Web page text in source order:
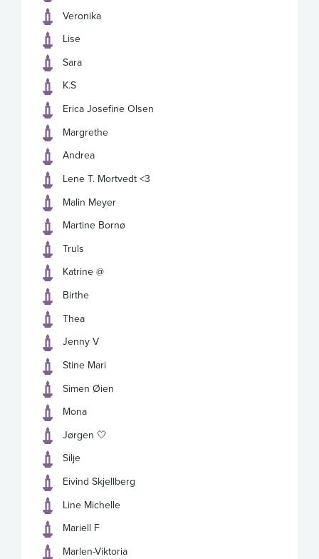
Veronika
Lise
Sara
K.S
Erica Josefine Olsen
Margrethe
Andrea
Lene T. Mortvedt <3
Malin Meyer
Martine Bornø
Truls
Katrine @
Birthe
Thea
Jenny V
Stine Mari
Simen Øien
Mona
Jørgen 🤍
Silje
Eivind Skjellberg
Line Michelle
Mariell F
Marlen-Viktoria